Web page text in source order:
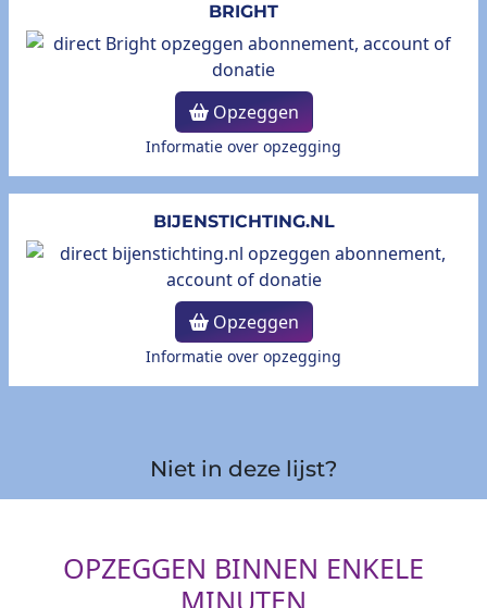
BRIGHT
Opzeggen
Informatie over opzegging
BIJENSTICHTING.NL
Opzeggen
Informatie over opzegging
Niet in deze lijst?
OPZEGGEN BINNEN ENKELE